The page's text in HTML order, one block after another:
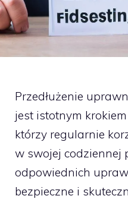
Przedłużenie
jest istotnym
którzy regularnie
w swojej codziennej
odpowiednich
bezpieczne i